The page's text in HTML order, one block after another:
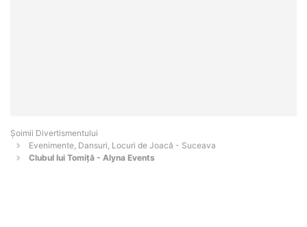
Şoimii Divertismentului
Evenimente, Dansuri, Locuri de Joacă - Suceava
Clubul lui Tomiță - Alyna Events